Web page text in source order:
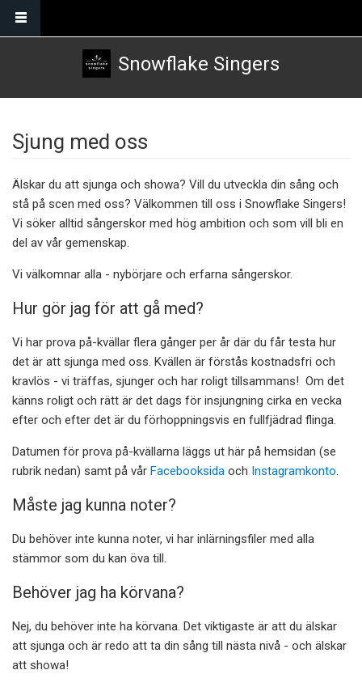
Skip to main content
Snowflake Singers
Sjung med oss
Älskar du att sjunga och showa? Vill du utveckla din sång och
stå på scen med oss? Välkommen till oss i Snowflake Singers!
Vi söker alltid sångerskor med hög ambition och som vill bli en
del av vår gemenskap.
Vi välkomnar alla - nybörjare och erfarna sångerskor.
Hur gör jag för att gå med?
Vi har prova på-kvällar flera gånger per år där du får testa hur
det är att sjunga med oss. Kvällen är förstås kostnadsfri och
kravlös - vi träffas, sjunger och har roligt tillsammans! Om det
känns roligt och rätt är det dags för insjungning cirka en vecka
efter och efter det är du förhoppningsvis en fullfjädrad flinga.
Datumen för prova på-kvällarna läggs ut här på hemsidan (se
rubrik nedan) samt på vår Facebooksida och Instagramkonto.
Måste jag kunna noter?
Du behöver inte kunna noter, vi har inlärningsfiler med alla
stämmor som du kan öva till.
Behöver jag ha körvana?
Nej, du behöver inte ha körvana. Det viktigaste är att du älskar
att sjunga och är redo att ta din sång till nästa nivå - och älskar
att showa!